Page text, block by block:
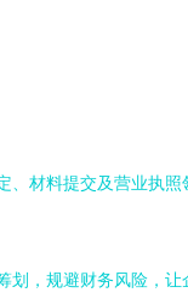
、材料提交及营业执
，规避财务风险，让